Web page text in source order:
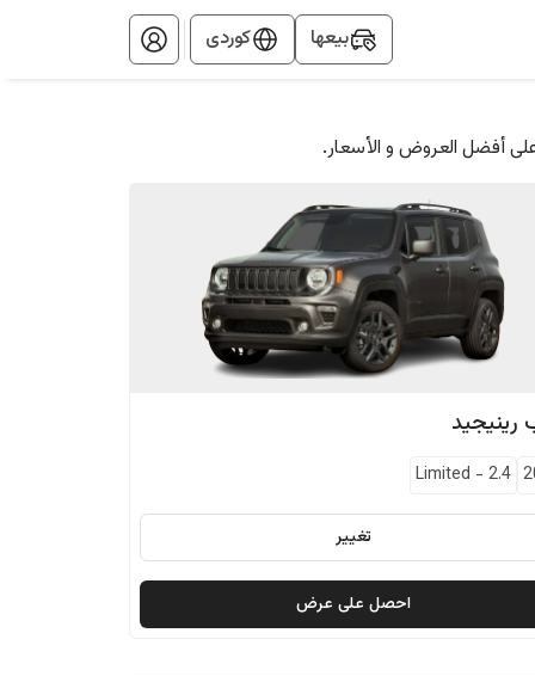
بيعها کوردی
أفضل العروض و الأسعار.
رينيجيد
Limited - 2.4
تغيير
احصل على عرض